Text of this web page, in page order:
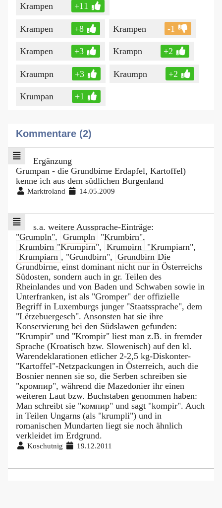
Krampen +11
Krampen +8 Krampen -1
Krampen +3 Krampn +2
Kraumpn +3 Kraumpn +2
Krumpan +1
Kommentare (2)
Ergänzung
Grumpan - die Grundbirne Erdapfel, Kartoffel)
kenne ich aus dem südlichen Burgenland
Marktroland 14.05.2009
s.a. weitere Aussprache-Einträge:
"Grumpln",
Grumpln
"Krumbirn",
Krumbirn "Krumpirn", Krumpirn
"Krumpiarn",
Krumpiarn , "Grundbirn", Grundbirn Die
Grundbirne, einst dominant nicht nur in Österreichs
Südosten, sondern auch in gr. Teilen des
Rheinlandes und von Baden und Schwaben sowie in
Unterfranken, ist als "Gromper" der offizielle
Begriff in Luxemburgs junger "Staatssprache", dem
"Lëtzebuergesch". Ansonsten hat sie ihre
Konservierung bei den Südslawen gefunden:
"Krumpir" und "Krompir" liest man z.B. in fremder
Sprache (Kroatisch bzw. Slowenisch) auf den kl.
Warendeklarationen etlicher 2-2,5 kg-Diskonter-
"Kartoffel"-Netzpackungen in Österreich, auch die
Bosnier nennen sie so, die Serben schreiben sie
"кромпир", während die Mazedonier ihr einen
weiteren Laut bzw. Buchstaben genommen haben:
Man schreibt sie "компир" und sagt "kompir". Auch
in Teilen Ungarns (als "krumpli") und in
romanischen Mundarten liegt sie noch ähnlich
verkleidet im Erdgrund.
Koschutnig 19.12.2011